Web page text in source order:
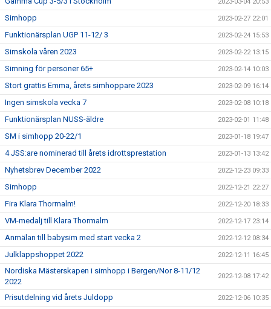
Simhopp 2023-02-27 22:01
Funktionärsplan UGP 11-12/ 3 2023-02-24 15:53
Simskola våren 2023 2023-02-22 13:15
Simning för personer 65+ 2023-02-14 10:03
Stort grattis Emma, årets simhoppare 2023 2023-02-09 16:14
Ingen simskola vecka 7 2023-02-08 10:18
Funktionärsplan NUSS-äldre 2023-02-01 11:48
SM i simhopp 20-22/1 2023-01-18 19:47
4 JSS:are nominerad till årets idrottsprestation 2023-01-13 13:42
Nyhetsbrev December 2022 2022-12-23 09:33
Simhopp 2022-12-21 22:27
Fira Klara Thormalm! 2022-12-20 18:33
VM-medalj till Klara Thormalm 2022-12-17 23:14
Anmälan till babysim med start vecka 2 2022-12-12 08:34
Julklappshoppet 2022 2022-12-11 16:45
Nordiska Mästerskapen i simhopp i Bergen/Nor 8-11/12
2022
2022-12-08 17:42
Prisutdelning vid årets Juldopp 2022-12-06 10:35